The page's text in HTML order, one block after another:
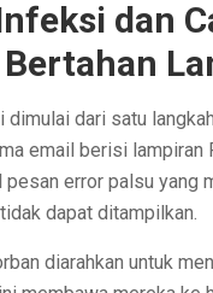
dan
dari satu
email berisi lampiran
pesan error palsu yang
dapat ditampilkan.
diarahkan untuk